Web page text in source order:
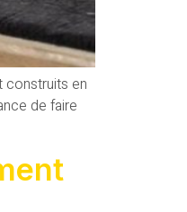
construits en
de faire